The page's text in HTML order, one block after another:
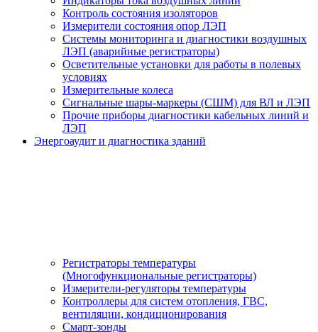
Контроль состояния изоляторов
Измерители состояния опор ЛЭП
Системы мониторинга и диагностики воздушных
ЛЭП (аварийные регистраторы)
Осветительные установки для работы в полевых
условиях
Измерительные колеса
Сигнальные шары-маркеры (СШМ) для ВЛ и ЛЭП
Прочие приборы диагностики кабельных линий и
ЛЭП
Энергоаудит и диагностика зданий
Регистраторы температуры
(Многофункциональные регистраторы)
Измерители-регуляторы температуры
Контроллеры для систем отопления, ГВС,
вентиляции, кондиционирования
Смарт-зонды